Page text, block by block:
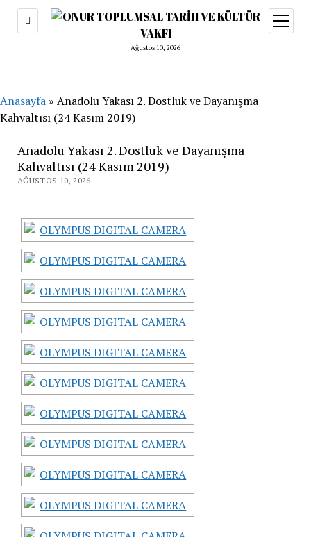
Ağustos 10, 2026
aç
Anasayfa » Anadolu Yakası 2. Dostluk ve Dayanışma
Kahvaltısı (24 Kasım 2019)
Anadolu Yakası 2. Dostluk ve Dayanışma
Kahvaltısı (24 Kasım 2019)
AĞUSTOS 10, 2026